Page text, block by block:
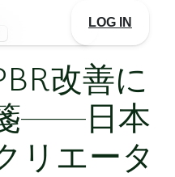
LOG IN
改善に
――日本
リエータ